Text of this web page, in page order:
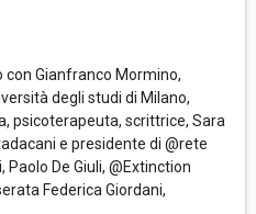
Gianfranco Mormino,
degli studi di Milano,
psicoterapeuta, scrittrice, Sara
e presidente di @rete
De Giuli, @Extinction
Federica Giordani,